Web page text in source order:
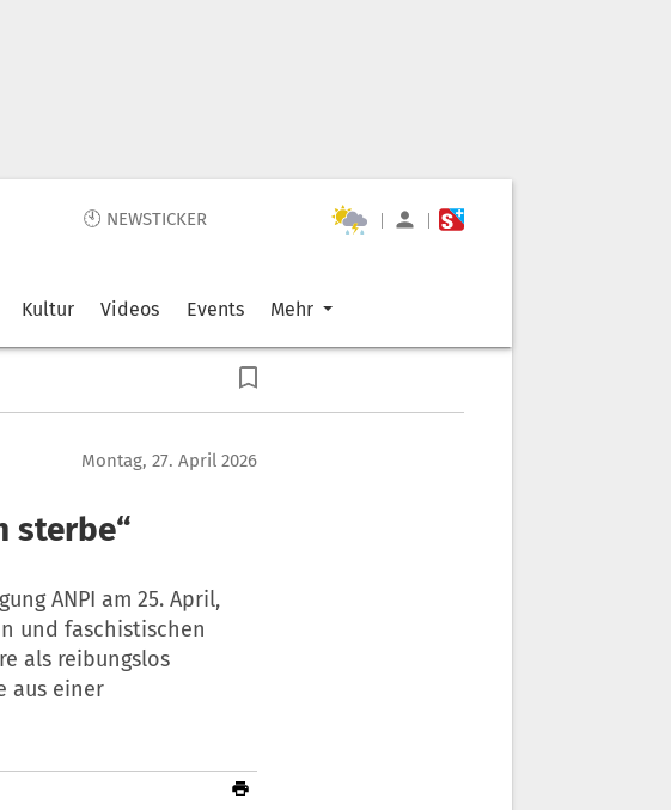
🕙 NEWSTICKER | |
Kultur Videos Events Mehr
Montag, 27. April 2026
sterbe“
ANPI am 25. April,
und faschistischen
als reibungslos
aus einer